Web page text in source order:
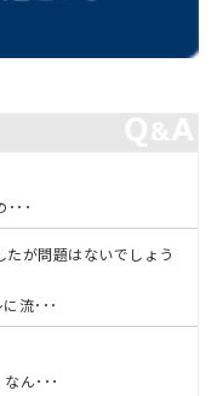
･･･
が問題はないでしょう
流･･･
ん･･･